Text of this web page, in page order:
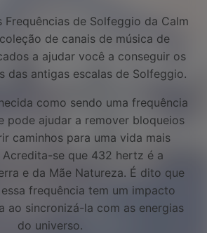
Frequências de Solfeggio da Calm
de canais de música de
a ajudar você a conseguir os
das antigas escalas de Solfeggio.
como sendo uma frequência
pode ajudar a remover bloqueios
caminhos para uma vida mais
se que 432 hertz é a
e da Mãe Natureza. É dito que
frequência tem um impacto
ao sincronizá-la com as energias
do universo.
Facebook